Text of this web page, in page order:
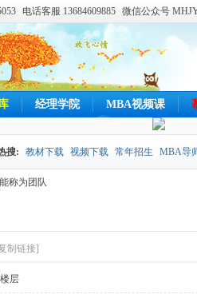
电话客服 13684609885 微信公众号
经理学院 MBA视频课
搜: 教材下载 视频下载 常年招生 MBA导
称为团队
制链接]
层